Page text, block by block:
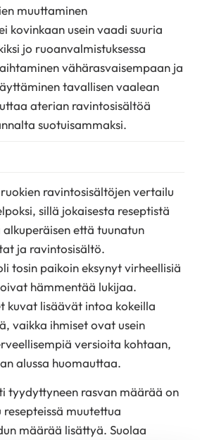
muuttaminen
kovinkaan usein vaadi suuria
jo ruoanvalmistuksessa
vähärasvaisempaan ja
tavallisen vaalean
aterian ravintosisältöä
suotuisammaksi.
ravintosisältöjen vertailu
sillä jokaisesta reseptistä
että tuunatun
ja ravintosisältö.
tosin paikoin eksynyt virheellisiä
hämmentää lukijaa.
kuvat lisäävät intoa kokeilla
vaikka ihmiset ovat usein
versioita kohtaan,
alussa huomauttaa.
tyydyttyneen rasvan määrää on
muutettua
määrää lisättyä. Suolaa